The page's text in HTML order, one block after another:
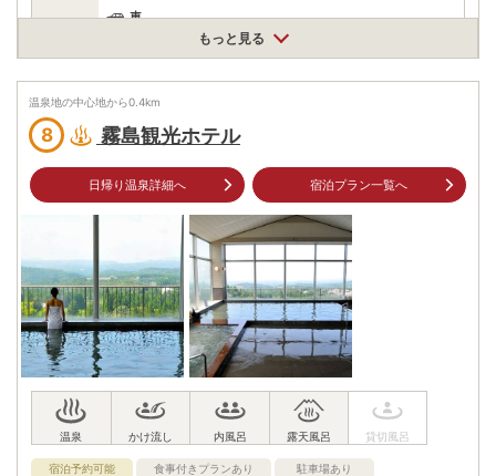
車
九州自動車道横川ICから県道50号、国道223号を霧島高原方面
へ26km
公共交通機関
JR日豊本線霧島神宮駅から鹿児島交通霧島いわさきホテル行き
駐車場
0995782255
※ 掲載情報は変更になる場合があります。最新の内容はご利用前にご自身でお
※ 料金情報は税込・税抜表記が混ざっております。正しい金額はご利用前にご
自身でお問合せください。
もっと見る
温泉地の中心地から0.4km
8 霧島観光ホテル
日帰り温泉詳細へ 宿泊プラン一覧へ
宿泊予約可能 食事付きプランあり 駐車場あり